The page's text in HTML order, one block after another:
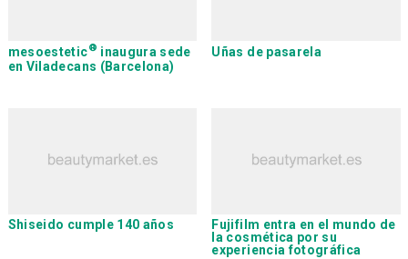
mesoestetic® inaugura sede
en Viladecans (Barcelona)
Uñas de pasarela
Shiseido cumple 140 años Fujifilm entra en el mundo de
la cosmética por su
experiencia fotográfica